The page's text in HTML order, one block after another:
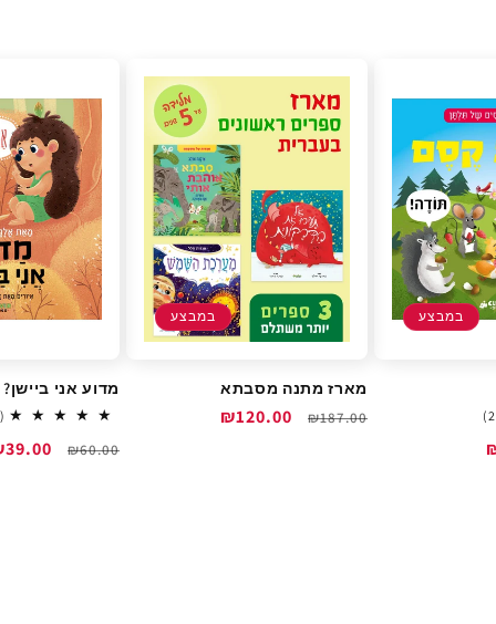
במבצע
2
במבצע
מארז מתנה מסבתא
מחיר
₪187.00
מחיר
₪120.00
מדוע אני ביישן?
(1)
מחיר
₪60.00
מחיר